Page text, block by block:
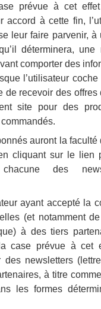
prévue à cet
accord à cette fin,
leur faire parvenir, à
déterminera, une
comporter des
l’utilisateur
de recevoir des offres
site pour des
auront la
cliquant sur le lien
des
ayant accepté la
(et notamment
à des tiers
case prévue à cet
newsletters
à titre
les formes